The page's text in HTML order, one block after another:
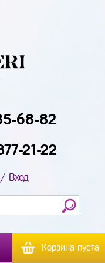
68-82
21-22
Вход
Корзина пуста